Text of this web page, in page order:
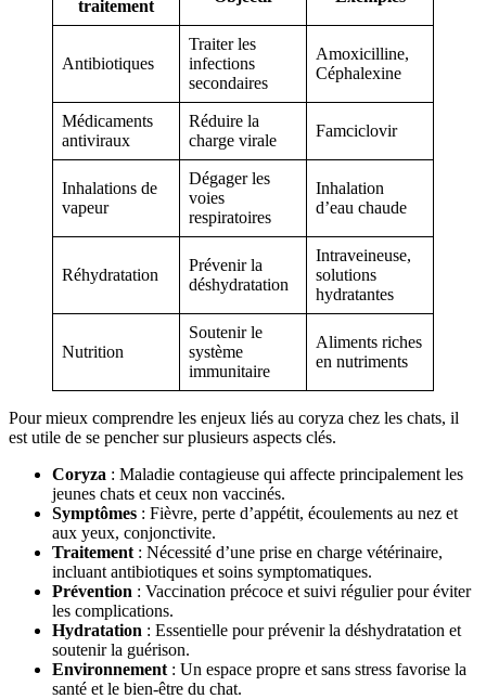
traitement
Antibiotiques
Traiter les
infections
secondaires
Amoxicilline,
Céphalexine
Médicaments
antiviraux
Réduire la
charge virale
Famciclovir
Inhalations de
vapeur
Dégager les
voies
respiratoires
Inhalation
d’eau chaude
Réhydratation
Prévenir la
déshydratation
Intraveineuse,
solutions
hydratantes
Nutrition
Soutenir le
système
immunitaire
Aliments riches
en nutriments
Pour mieux comprendre les enjeux liés au coryza chez les chats, il
est utile de se pencher sur plusieurs aspects clés.
Coryza : Maladie contagieuse qui affecte principalement les
jeunes chats et ceux non vaccinés.
Symptômes : Fièvre, perte d’appétit, écoulements au nez et
aux yeux, conjonctivite.
Traitement : Nécessité d’une prise en charge vétérinaire,
incluant antibiotiques et soins symptomatiques.
Prévention : Vaccination précoce et suivi régulier pour éviter
les complications.
Hydratation : Essentielle pour prévenir la déshydratation et
soutenir la guérison.
Environnement : Un espace propre et sans stress favorise la
santé et le bien-être du chat.